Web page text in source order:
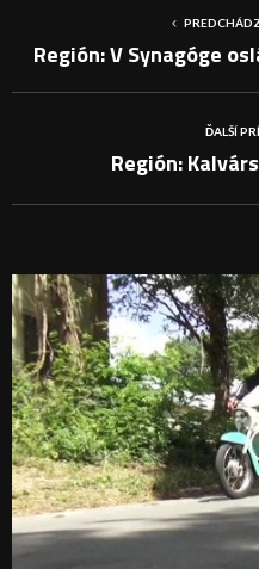
Región: V Synagóge
ĎALŠÍ
Región: